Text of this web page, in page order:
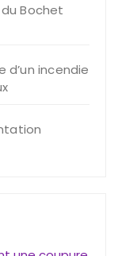
Bochet
incendie